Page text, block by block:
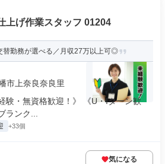
上げ作業スタッフ 01204
替勤務が選べる／月収27万以上可◎
市上奈良奈良里
験・無資格歓迎！》 《U・Iターン歓
ランク...
+33個
気になる